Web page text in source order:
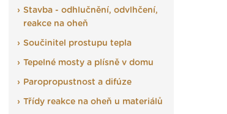
Stavba - odhlučnění, odvlhčení,
reakce na oheň
Součinitel prostupu tepla
Tepelné mosty a plísně v domu
Paropropustnost a difúze
Třídy reakce na oheň u materiálů